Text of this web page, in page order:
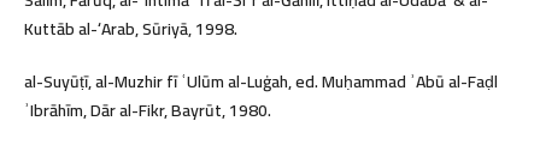
Kuttāb al-ʻArab, Sūriyā, 1998.
al-Suyūṭī, al-Muzhir fī ʿUlūm al-Luġah, ed. Muḥammad ʾAbū al-Faḍl
ʾIbrāhīm, Dār al-Fikr, Bayrūt, 1980.